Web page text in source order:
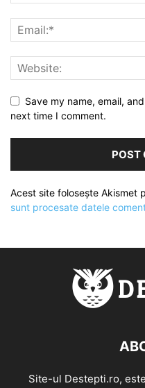
Save my name, email,
next time I comment.
Acest site folosește Akismet
sunt procesate datele
Site-ul Destepti.ro,